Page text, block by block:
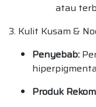
atau
3. Kulit Kusam &
Penyebab:
Produk